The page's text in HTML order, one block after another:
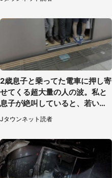
2歳息子と乗ってた電車に押し寄
せてくる超大量の人の波。私と
息子が絶叫していると、若いカ
ップルの乗客が...（東京都・60
代女性）
Jタウンネット読者